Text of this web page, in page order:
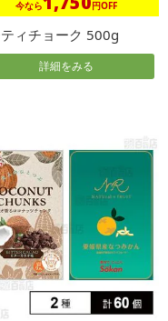
今なら 円OFF
ィチョーク 500g
詳細をみる